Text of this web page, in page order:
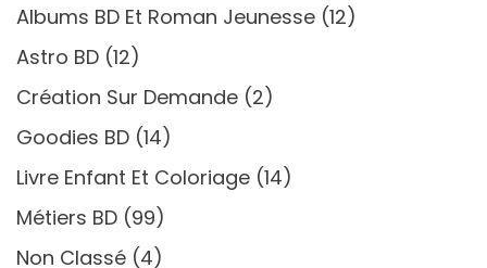
Albums BD Et Roman Jeunesse (12)
Astro BD (12)
Création Sur Demande (2)
Goodies BD (14)
Livre Enfant Et Coloriage (14)
Métiers BD (99)
Non Classé (4)